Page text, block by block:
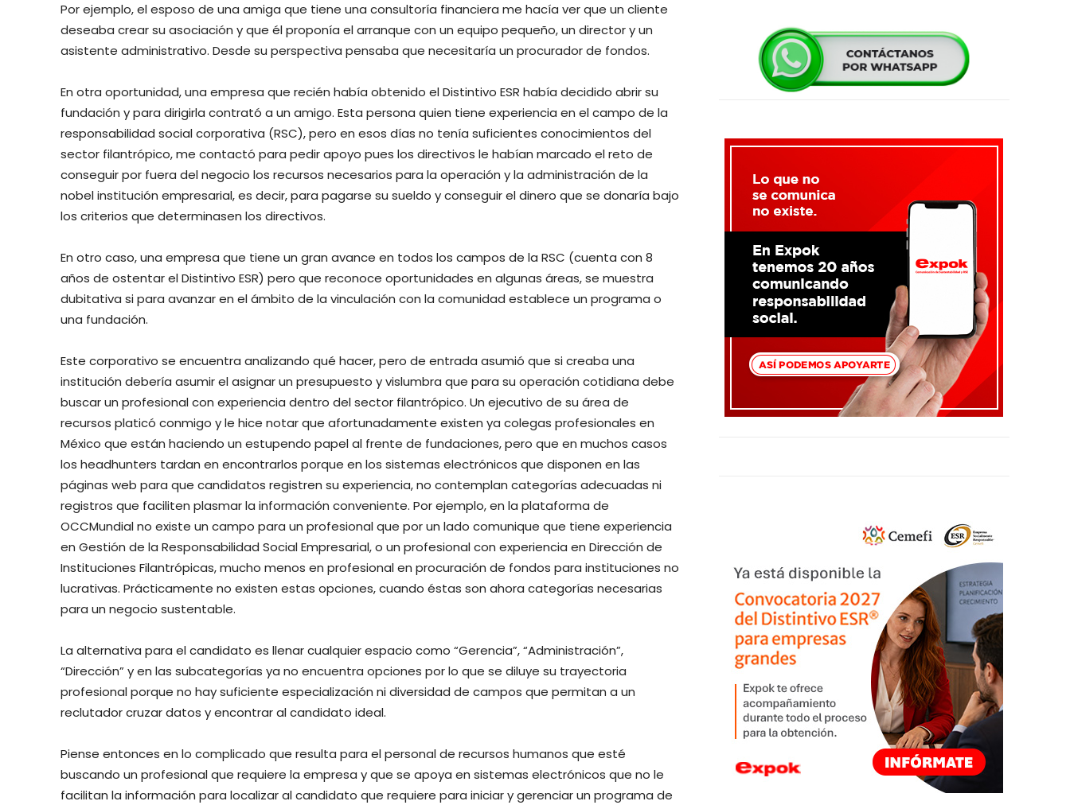
Por ejemplo, el esposo de una amiga que tiene una consultoría financiera me hacía ver que un cliente
deseaba crear su asociación y que él proponía el arranque con un equipo pequeño, un director y un
asistente administrativo. Desde su perspectiva pensaba que necesitaría un procurador de fondos.
En otra oportunidad, una empresa que recién había obtenido el Distintivo ESR había decidido abrir su
fundación y para dirigirla contrató a un amigo. Esta persona quien tiene experiencia en el campo de la
responsabilidad social corporativa (RSC), pero en esos días no tenía suficientes conocimientos del
sector filantrópico, me contactó para pedir apoyo pues los directivos le habían marcado el reto de
conseguir por fuera del negocio los recursos necesarios para la operación y la administración de la
nobel institución empresarial, es decir, para pagarse su sueldo y conseguir el dinero que se donaría bajo
los criterios que determinasen los directivos.
En otro caso, una empresa que tiene un gran avance en todos los campos de la RSC (cuenta con 8
años de ostentar el Distintivo ESR) pero que reconoce oportunidades en algunas áreas, se muestra
dubitativa si para avanzar en el ámbito de la vinculación con la comunidad establece un programa o
una fundación.
Este corporativo se encuentra analizando qué hacer, pero de entrada asumió que si creaba una
institución debería asumir el asignar un presupuesto y vislumbra que para su operación cotidiana debe
buscar un profesional con experiencia dentro del sector filantrópico. Un ejecutivo de su área de
recursos platicó conmigo y le hice notar que afortunadamente existen ya colegas profesionales en
México que están haciendo un estupendo papel al frente de fundaciones, pero que en muchos casos
los headhunters tardan en encontrarlos porque en los sistemas electrónicos que disponen en las
páginas web para que candidatos registren su experiencia, no contemplan categorías adecuadas ni
registros que faciliten plasmar la información conveniente. Por ejemplo, en la plataforma de
OCCMundial no existe un campo para un profesional que por un lado comunique que tiene experiencia
en Gestión de la Responsabilidad Social Empresarial, o un profesional con experiencia en Dirección de
Instituciones Filantrópicas, mucho menos en profesional en procuración de fondos para instituciones no
lucrativas. Prácticamente no existen estas opciones, cuando éstas son ahora categorías necesarias
para un negocio sustentable.
La alternativa para el candidato es llenar cualquier espacio como “Gerencia”, “Administración”,
“Dirección” y en las subcategorías ya no encuentra opciones por lo que se diluye su trayectoria
profesional porque no hay suficiente especialización ni diversidad de campos que permitan a un
reclutador cruzar datos y encontrar al candidato ideal.
Piense entonces en lo complicado que resulta para el personal de recursos humanos que esté
buscando un profesional que requiere la empresa y que se apoya en sistemas electrónicos que no le
facilitan la información para localizar al candidato que requiere para iniciar y gerenciar un programa de